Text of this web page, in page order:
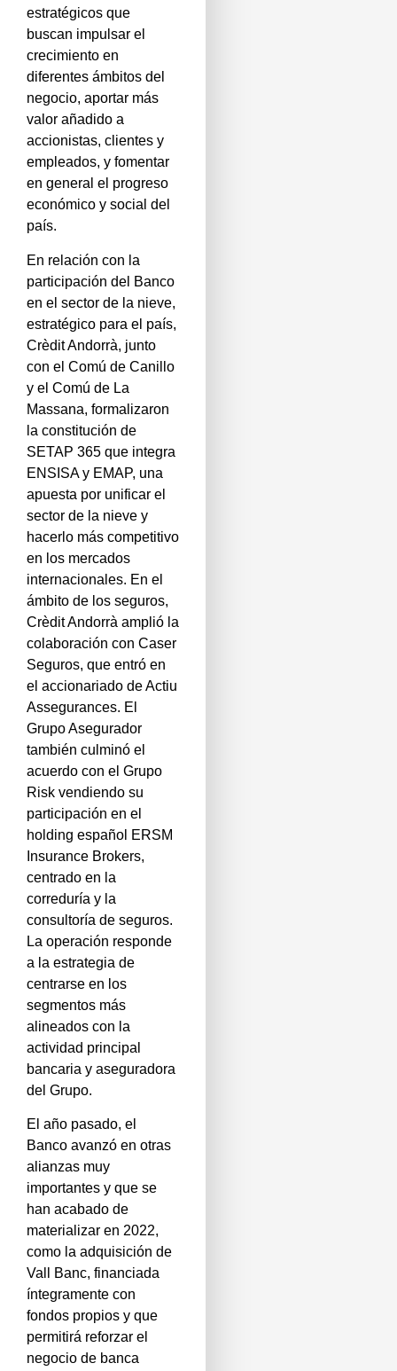
estratégicos que
buscan impulsar el
crecimiento en
diferentes ámbitos del
negocio, aportar más
valor añadido a
accionistas, clientes y
empleados, y fomentar
en general el progreso
económico y social del
país.
En relación con la
participación del Banco
en el sector de la nieve,
estratégico para el país,
Crèdit Andorrà, junto
con el Comú de Canillo
y el Comú de La
Massana, formalizaron
la constitución de
SETAP 365 que integra
ENSISA y EMAP, una
apuesta por unificar el
sector de la nieve y
hacerlo más competitivo
en los mercados
internacionales. En el
ámbito de los seguros,
Crèdit Andorrà amplió la
colaboración con Caser
Seguros, que entró en
el accionariado de Actiu
Assegurances. El
Grupo Asegurador
también culminó el
acuerdo con el Grupo
Risk vendiendo su
participación en el
holding español ERSM
Insurance Brokers,
centrado en la
correduría y la
consultoría de seguros.
La operación responde
a la estrategia de
centrarse en los
segmentos más
alineados con la
actividad principal
bancaria y aseguradora
del Grupo.
El año pasado, el
Banco avanzó en otras
alianzas muy
importantes y que se
han acabado de
materializar en 2022,
como la adquisición de
Vall Banc, financiada
íntegramente con
fondos propios y que
permitirá reforzar el
negocio de banca